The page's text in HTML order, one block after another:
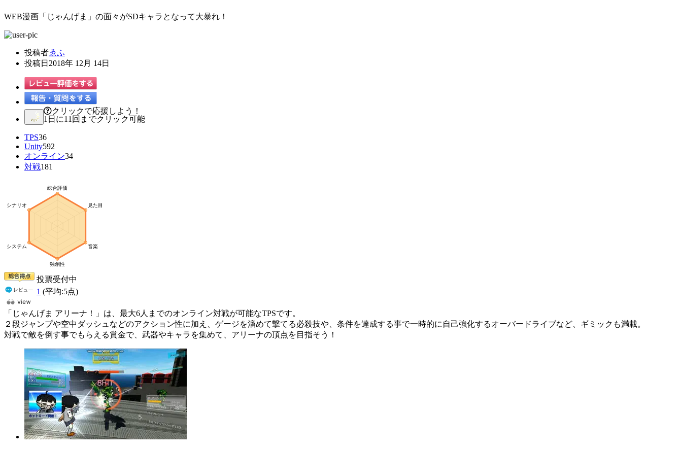
WEB漫画「じゃんげま」の面々がSDキャラとなって大暴れ！
投稿者ゑふ
投稿日 2018年 12月 14日
クリックで応援しよう！
1日に11回までクリック可能
TPS36
Unity592
オンライン34
対戦181
投票受付中
1 (平均:5点)
「じゃんげま アリーナ！」は、最大6人までのオンライン対戦が可能なTPSです。
２段ジャンプや空中ダッシュなどのアクション性に加え、ゲージを溜めて撃てる必殺技や、条件を達成する事で一時的に自己強化するオーバードライブなど、ギミックも満載。
対戦で敵を倒す事でもらえる賞金で、武器やキャラを集めて、アリーナの頂点を目指そう！